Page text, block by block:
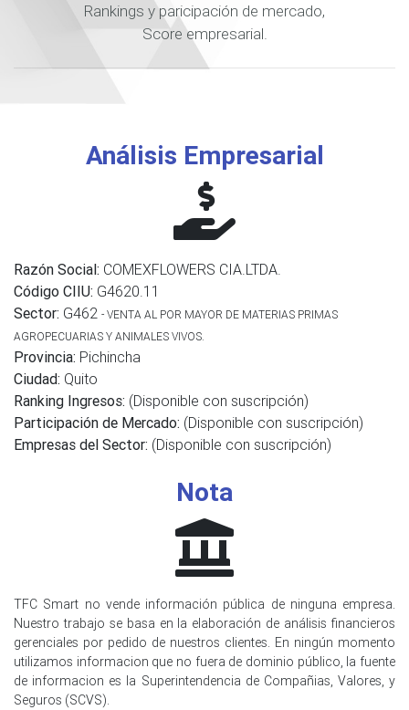
Rankings y paricipación de mercado,
Score empresarial.
Análisis Empresarial
Razón Social: COMEXFLOWERS CIA.LTDA.
Código CIIU: G4620.11
Sector: G462 - VENTA AL POR MAYOR DE MATERIAS PRIMAS
AGROPECUARIAS Y ANIMALES VIVOS.
Provincia: Pichincha
Ciudad: Quito
Ranking Ingresos: (Disponible con suscripción)
Participación de Mercado: (Disponible con suscripción)
Empresas del Sector: (Disponible con suscripción)
Nota
TFC Smart no vende información pública de ninguna empresa.
Nuestro trabajo se basa en la elaboración de análisis financieros
gerenciales por pedido de nuestros clientes. En ningún momento
utilizamos informacion que no fuera de dominio público, la fuente
de informacion es la Superintendencia de Compañias, Valores, y
Seguros (SCVS).